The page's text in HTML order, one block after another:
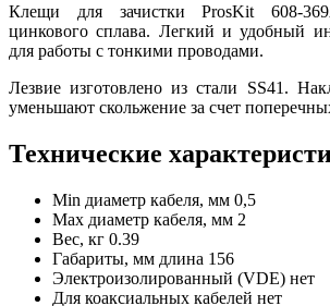
Клещи для зачистки ProsKit 608-
цинкового сплава. Легкий и удобный
для работы с тонкими проводами.
Лезвие изготовлено из стали SS41.
уменьшают скольжение за счет
Технические
Min диаметр кабеля, мм 0,5
Max диаметр кабеля, мм 2
Вес, кг 0.39
Габариты, мм длина 156
Электроизолированный (VDE) нет
Для коаксиальных кабелей нет